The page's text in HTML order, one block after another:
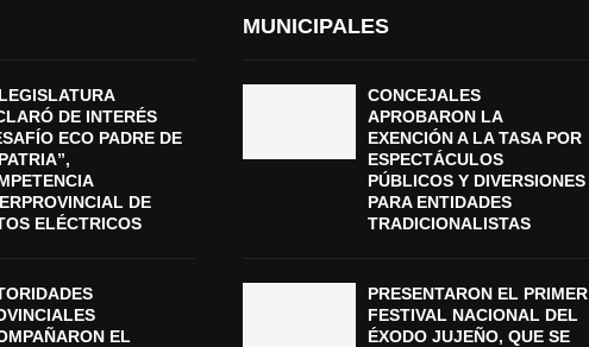
DE INTERÉS
ECO PADRE DE
DE
ELÉCTRICOS
EL
MUNICIPALES
CONCEJALES
APROBARON LA
EXENCIÓN A LA TASA POR
ESPECTÁCULOS
PÚBLICOS Y DIVERSIONES
PARA ENTIDADES
TRADICIONALISTAS
PRESENTARON EL PRIMER
FESTIVAL NACIONAL DEL
ÉXODO JUJEÑO, QUE SE